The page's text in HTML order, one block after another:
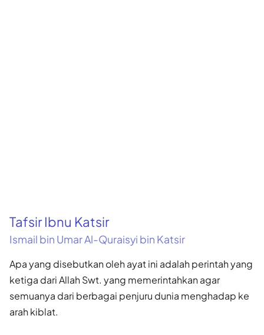
Tafsir Ibnu Katsir
Ismail bin Umar Al-Quraisyi bin Katsir
Apa yang disebutkan oleh ayat ini adalah perintah yang
ketiga dari Allah Swt. yang memerintahkan agar
semuanya dari berbagai penjuru dunia menghadap ke
arah kiblat.